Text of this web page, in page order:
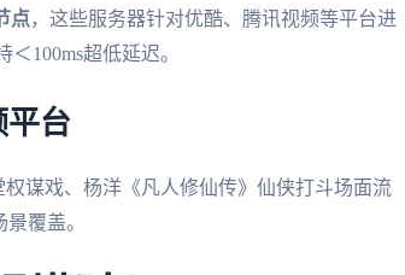
点，这些服务器针对优酷、腾讯视频等平台进
100ms超低延迟。
平台
谋戏、杨洋《凡人修仙传》仙侠打斗场面流
覆盖。